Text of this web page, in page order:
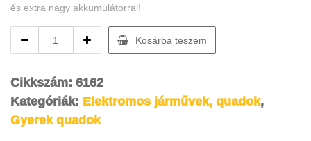
és extra nagy akkumulátorral!
gyerek
FFD
quantity
Kosárba teszem
Cikkszám: 6162
Kategóriák: Elektromos járművek, quadok,
Gyerek quadok